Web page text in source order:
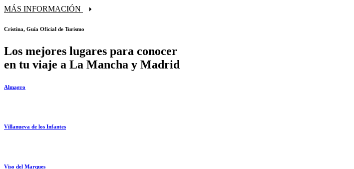
MÁS INFORMACIÓN
Cristina, Guía Oficial de Turismo
Los mejores lugares para conocer
en tu viaje a La Mancha y Madrid
Almagro
Villanueva de los Infantes
Viso del Marques